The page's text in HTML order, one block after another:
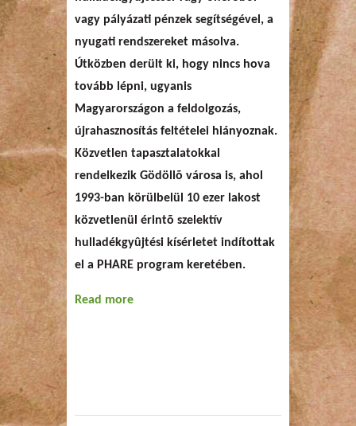
vagy pályázati pénzek segítségével, a
nyugati rendszereket másolva.
Útközben derült ki, hogy nincs hova
tovább lépni, ugyanis
Magyarországon a feldolgozás,
újrahasznosítás feltételei hiányoznak.
Közvetlen tapasztalatokkal
rendelkezik Gödöllõ városa is, ahol
1993-ban körülbelül 10 ezer lakost
közvetlenül érintõ szelektív
hulladékgyûjtési kísérletet indítottak
el a PHARE program keretében.
Read more